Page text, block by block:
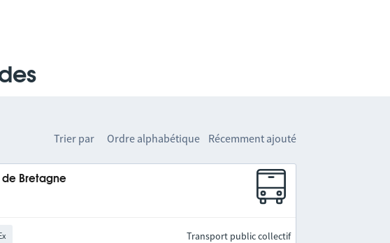
Trier par Ordre alphabétique Récemment ajouté
Bretagne
Transport public collectif